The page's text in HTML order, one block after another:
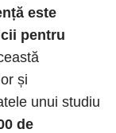
este
pentru
și
unui studiu
de